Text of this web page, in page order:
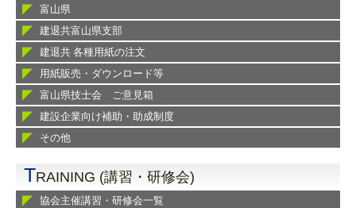
富山県
建退共富山県支部
建退共 各種用紙の注文
用紙販売・ダウンロード等
富山県技士会 ご意見箱
建設企業向け補助・助成制度
その他
TRAINING (講習・研修会)
協会主催講習・研修会一覧